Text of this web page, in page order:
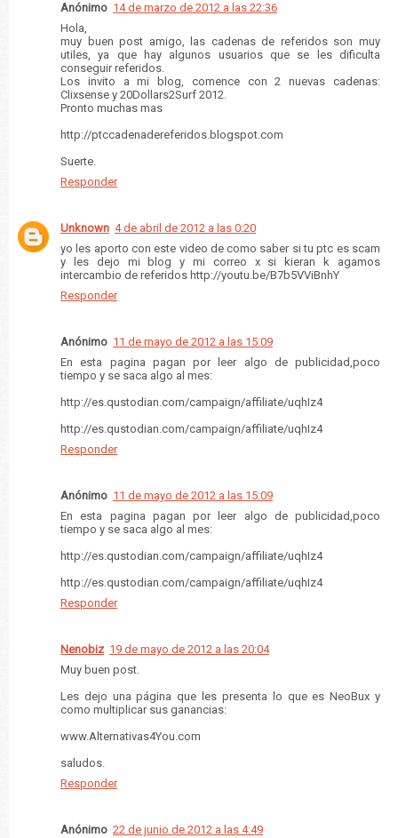
Anónimo 14 de marzo de 2012 a las 22:36
Hola,
muy buen post amigo, las cadenas de referidos son muy
utiles, ya que hay algunos usuarios que se les dificulta
conseguir referidos.
Los invito a mi blog, comence con 2 nuevas cadenas:
Clixsense y 20Dollars2Surf 2012.
Pronto muchas mas
http://ptccadenadereferidos.blogspot.com
Suerte.
Responder
Unknown 4 de abril de 2012 a las 0:20
yo les aporto con este video de como saber si tu ptc es scam
y les dejo mi blog y mi correo x si kieran k agamos
intercambio de referidos http://youtu.be/B7b5VViBnhY
Responder
Anónimo 11 de mayo de 2012 a las 15:09
En esta pagina pagan por leer algo de publicidad,poco
tiempo y se saca algo al mes:
http://es.qustodian.com/campaign/affiliate/uqhIz4
http://es.qustodian.com/campaign/affiliate/uqhIz4
Responder
Anónimo 11 de mayo de 2012 a las 15:09
En esta pagina pagan por leer algo de publicidad,poco
tiempo y se saca algo al mes:
http://es.qustodian.com/campaign/affiliate/uqhIz4
http://es.qustodian.com/campaign/affiliate/uqhIz4
Responder
Nenobiz 19 de mayo de 2012 a las 20:04
Muy buen post.
Les dejo una página que les presenta lo que es NeoBux y
como multiplicar sus ganancias:
www.Alternativas4You.com
saludos.
Responder
Anónimo 22 de junio de 2012 a las 4:49